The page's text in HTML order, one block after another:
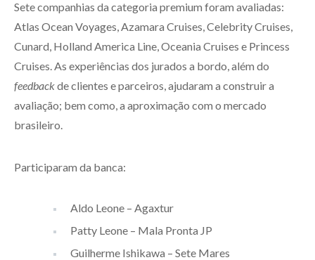
Sete companhias da categoria premium foram avaliadas:
Atlas Ocean Voyages, Azamara Cruises, Celebrity Cruises,
Cunard, Holland America Line, Oceania Cruises e Princess
Cruises. As experiências dos jurados a bordo, além do
feedbackde clientes e parceiros, ajudaram a construir a
avaliação; bem como, a aproximação com o mercado
brasileiro.
Participaram da banca:
Aldo Leone – Agaxtur
Patty Leone – Mala Pronta JP
Guilherme Ishikawa – Sete Mares